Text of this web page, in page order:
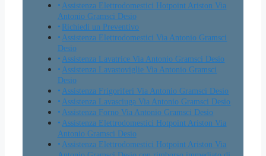
Assistenza Elettrodomestici Hotpoint Ariston Via
Antonio Gramsci Desio
Richiedi un Preventivo
Assistenza Elettrodomestici Via Antonio Gramsci
Desio
Assistenza Lavatrice Via Antonio Gramsci Desio
Assistenza Lavastoviglie Via Antonio Gramsci
Desio
Assistenza Frigoriferi Via Antonio Gramsci Desio
Assistenza Lavasciuga Via Antonio Gramsci Desio
Assistenza Forno Via Antonio Gramsci Desio
Assistenza Elettrodomestici Hotpoint Ariston Via
Antonio Gramsci Desio
Assistenza Elettrodomestici Hotpoint Ariston Via